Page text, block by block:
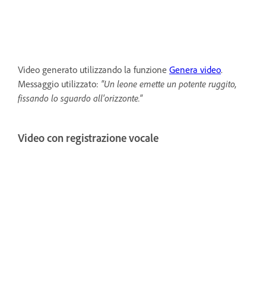
Video generato utilizzando la funzione Genera video.
Messaggio utilizzato: "Un leone emette un potente ruggito,
fissando lo sguardo all'orizzonte."
Video con registrazione vocale